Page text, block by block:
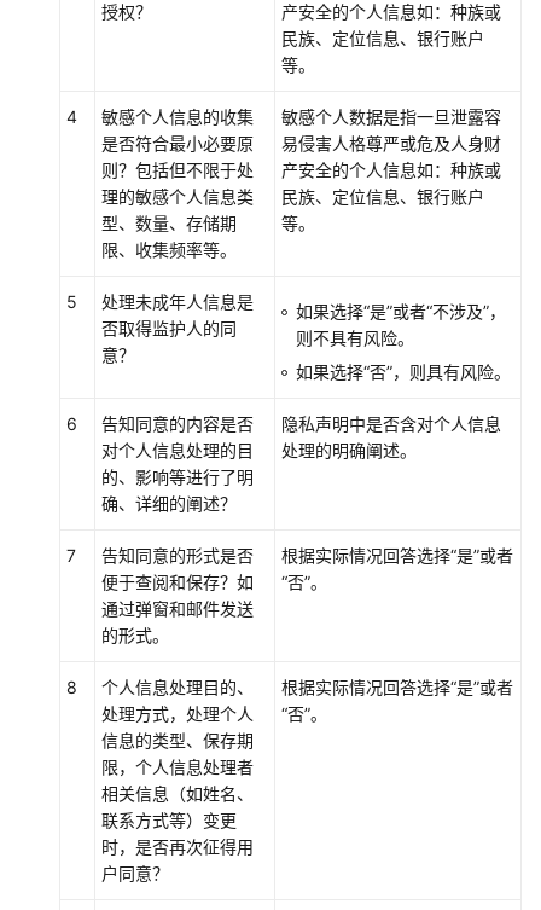
实
制
台
功
能
特
DI
管
风
险
评
合
法
利
评
估
（LIA）
PIA/DPIA
管
理
授权？
产安全的个人信息如：种族或
民族、定位信息、银行账户
等。
4
敏感个人信息的收集
是否符合最小必要原
则？包括但不限于处
理的敏感个人信息类
型、数量、存储期
限、收集频率等。
敏感个人数据是指一旦泄露容
易侵害人格尊严或危及人身财
产安全的个人信息如：种族或
民族、定位信息、银行账户
等。
5
处理未成年人信息是
否取得监护人的同
意？
如果选择“是”或者“不涉及”，
则不具有风险。
如果选择“否”，则具有风险。
6
告知同意的内容是否
对个人信息处理的目
的、影响等进行了明
确、详细的阐述？
隐私声明中是否含对个人信息
处理的明确阐述。
7
告知同意的形式是否
便于查阅和保存？如
通过弹窗和邮件发送
的形式。
根据实际情况回答选择“是”或者
“否”。
8
个人信息处理目的、
处理方式，处理个人
信息的类型、保存期
限，个人信息处理者
相关信息（如姓名、
联系方式等）变更
时，是否再次征得用
户同意？
根据实际情况回答选择“是”或者
“否”。